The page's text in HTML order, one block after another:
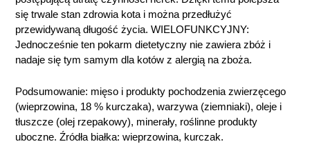
się trwale stan zdrowia kota i można przedłużyć
przewidywaną długość życia. WIELOFUNKCYJNY:
Jednocześnie ten pokarm dietetyczny nie zawiera zbóż i
nadaje się tym samym dla kotów z alergią na zboża.
Podsumowanie: mięso i produkty pochodzenia zwierzęcego
(wieprzowina, 18 % kurczaka), warzywa (ziemniaki), oleje i
tłuszcze (olej rzepakowy), minerały, roślinne produkty
uboczne. Źródła białka: wieprzowina, kurczak.